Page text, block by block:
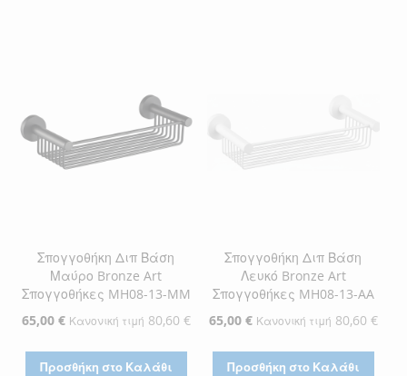
Σπογγοθήκη Διπ Βάση
Μαύρο Bronze Art
Σπογγοθήκες MH08-13-MM
Ειδική
65,00 € Κανονική τιμή 80,60 €
Προσθήκη στο Καλάθι
Σπογγοθήκη Διπ Βάση
Λευκό Bronze Art
Σπογγοθήκες MH08-13-AA
Ειδική
65,00 € Κανονική τιμή 80,60 €
Προσθήκη στο Καλάθι